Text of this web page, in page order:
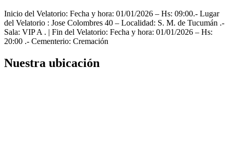
Inicio del Velatorio: Fecha y hora: 01/01/2026 – Hs: 09:00.- Lugar
del Velatorio : Jose Colombres 40 – Localidad: S. M. de Tucumán .-
Sala: VIP A . | Fin del Velatorio: Fecha y hora: 01/01/2026 – Hs:
20:00 .- Cementerio: Cremación
Nuestra ubicación